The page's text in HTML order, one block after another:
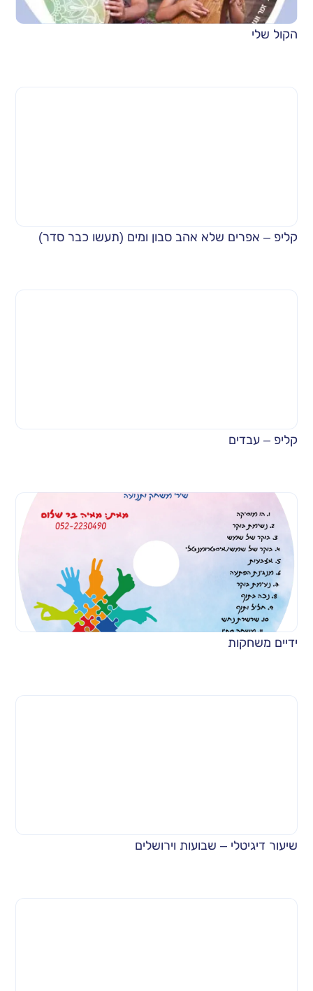
הקול שלי
קליפ – אפרים שלא אהב סבון ומים (תעשו כבר סדר)
קליפ – עבדים
ידיים משחקות
שיעור דיגיטלי – שבועות וירושלים